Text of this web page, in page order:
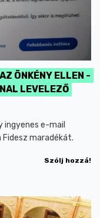
ÖNKÉNY ELLEN -
LEVELEZŐ
ingyenes e-mail
maradékát.
Szólj hozzá!